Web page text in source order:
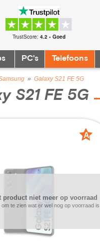
TrustScore: 4.2 • Goed
PC's Telefoons
» Galaxy S21 FE 5G
S21 FE 5G
product niet meer op voorraad
om te zien wat er wel nog op voorraad is
A